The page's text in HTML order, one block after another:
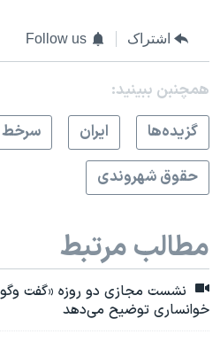
اشتراک Follow us
همچنبن ببینید:
گزيده‌ها
ايران
سرخط
حقوق شهروندی
مطالب مرتبط
نشست مجازی دو روزه «گفت وگو
خوانساری توضیح می‌دهد